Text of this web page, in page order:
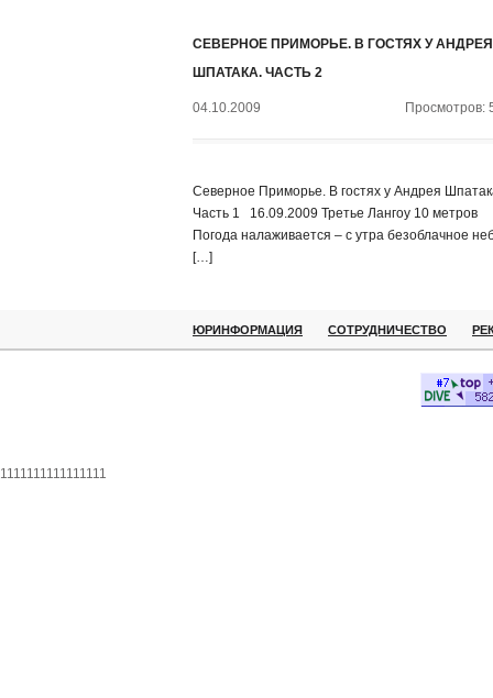
СЕВЕРНОЕ ПРИМОРЬЕ. В ГОСТЯХ У АНДРЕЯ
ШПАТАКА. ЧАСТЬ 2
04.10.2009 Просмотров:
Северное Приморье. В гостях у Андрея
Часть 1 16.09.2009 Третье Лангоу 10 метров
Погода налаживается – с утра безоблачное
[…]
ЮРИНФОРМАЦИЯ СОТРУДНИЧЕСТВО
1111111111111111